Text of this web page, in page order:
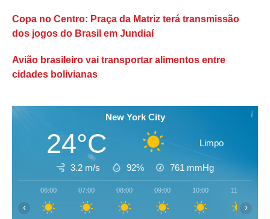
Copa no Centro: Praça da Matriz terá transmissão
dos jogos do Brasil em Jundiaí
Avião brasileiro vai transportar alimentos entre
cidades bolivianas
New York City
24°C Limpo
3.2 m/s 92% 761 mmHg
06:00 07:00 08:00 09:00 10:00 11:00
‹ ›